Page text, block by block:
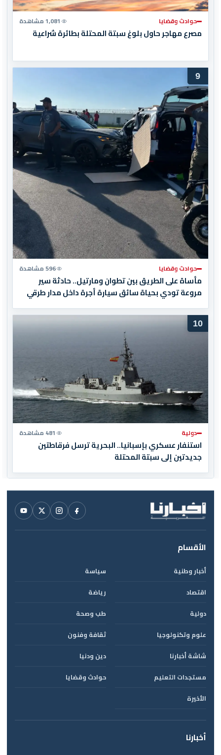
حوادث وقضايا 1,081 مشاهدة
مصرع مهاجر حاول بلوغ سبتة المحتلة بطائرة شراعية
9
حوادث وقضايا 596 مشاهدة
مأساة على الطريق بين تطوان ومارتيل.. حادثة سير
مروعة تودي بحياة سائق سيارة أجرة داخل مدار طرقي
10
دولية 481 مشاهدة
استنفار عسكري بإسبانيا.. البحرية ترسل فرقاطتين
جديدتين إلى سبتة المحتلة
الأقسام
أخبار وطنية
سياسة
اقتصاد
رياضة
دولية
طب وصحة
علوم وتكنولوجيا
ثقافة وفنون
شاشة أخبارنا
دين ودنيا
مستجدات التعليم
حوادث وقضايا
الأخيرة
أخبارنا